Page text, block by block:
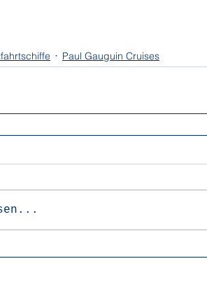
Paul Gauguin Cruises